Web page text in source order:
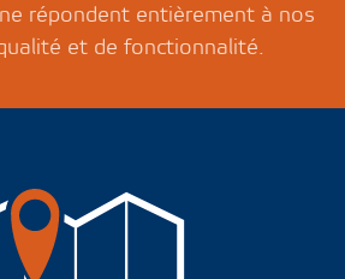
répondent entièrement à nos
et de fonctionnalité.